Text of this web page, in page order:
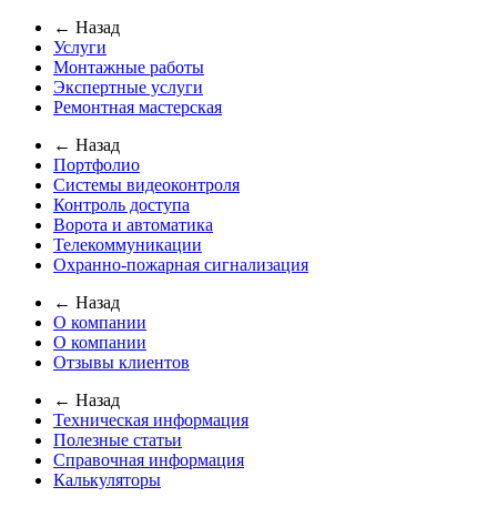
← Назад
Услуги
Монтажные работы
Экспертные услуги
Ремонтная мастерская
← Назад
Портфолио
Системы видеоконтроля
Контроль доступа
Ворота и автоматика
Телекоммуникации
Охранно-пожарная сигнализация
← Назад
О компании
О компании
Отзывы клиентов
← Назад
Техническая информация
Полезные статьи
Справочная информация
Калькуляторы